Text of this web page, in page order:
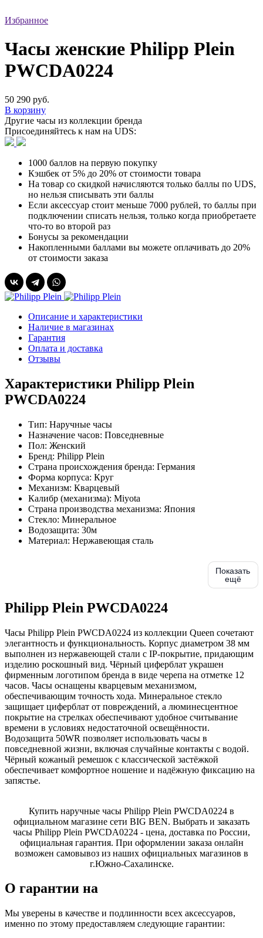
Избранное
Часы женские Philipp Plein
PWCDA0224
50 290 руб.
В корзину
Другие часы из коллекции бренда
Присоединяйтесь к нам на UDS:
1000 баллов на первую покупку
Кэшбек от 5% до 20% от стоимости товара
На товар со скидкой начисляются только баллы по UDS,
но нельзя списывать эти баллы
Если аксессуар стоит меньше 7000 рублей, то баллы при
подключении списать нельзя, только когда приобретаете
что-то во второй раз
Бонусы за рекомендации
Накопленными баллами вы можете оплачивать до 20%
от стоимости заказа
Описание и характеристики
Наличие в магазинах
Гарантия
Оплата и доставка
Отзывы
Характеристики Philipp Plein
PWCDA0224
Тип: Наручные часы
Назначение часов: Повседневные
Пол: Женский
Бренд: Philipp Plein
Страна происхождения бренда: Германия
Форма корпуса: Круг
Механизм: Кварцевый
Калибр (механизма): Miyota
Страна производства механизма: Япония
Стекло: Минеральное
Водозащита: 30м
Материал: Нержавеющая сталь
Показать
ещё
Philipp Plein PWCDA0224
Часы Philipp Plein PWCDA0224 из коллекции Queen сочетают
элегантность и функциональность. Корпус диаметром 38 мм
выполнен из нержавеющей стали с IP-покрытие, придающим
изделию роскошный вид. Чёрный циферблат украшен
фирменным логотипом бренда в виде черепа на отметке 12
часов. Часы оснащены кварцевым механизмом,
обеспечивающим точность хода. Минеральное стекло
защищает циферблат от повреждений, а люминесцентное
покрытие на стрелках обеспечивают удобное считывание
времени в условиях недостаточной освещённости.
Водозащита 50WR позволяет использовать часы в
повседневной жизни, включая случайные контакты с водой.
Чёрный кожаный ремешок с классической застёжкой
обеспечивает комфортное ношение и надёжную фиксацию на
запястье.
Купить наручные часы Philipp Plein PWCDA0224 в
официальном магазине сети BIG BEN. Выбрать и заказать
часы Philipp Plein PWCDA0224 - цена, доставка по России,
официальная гарантия. При оформлении заказа онлайн
возможен самовывоз из наших официальных магазинов в
г.Южно-Сахалинске.
О гарантии на
Мы уверены в качестве и подлинности всех аксессуаров,
именно по этому предоставляем следующие гарантии: